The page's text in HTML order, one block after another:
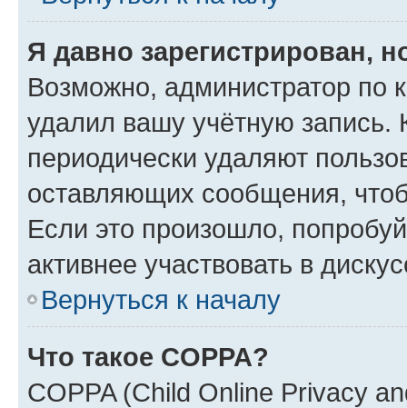
Я давно зарегистрирован,
Возможно, администратор по
удалил вашу учётную запись.
периодически удаляют
оставляющих сообщения,
Если это произошло,
активнее участвовать в
Вернуться к началу
Что такое COPPA?
COPPA (Child Online Privacy